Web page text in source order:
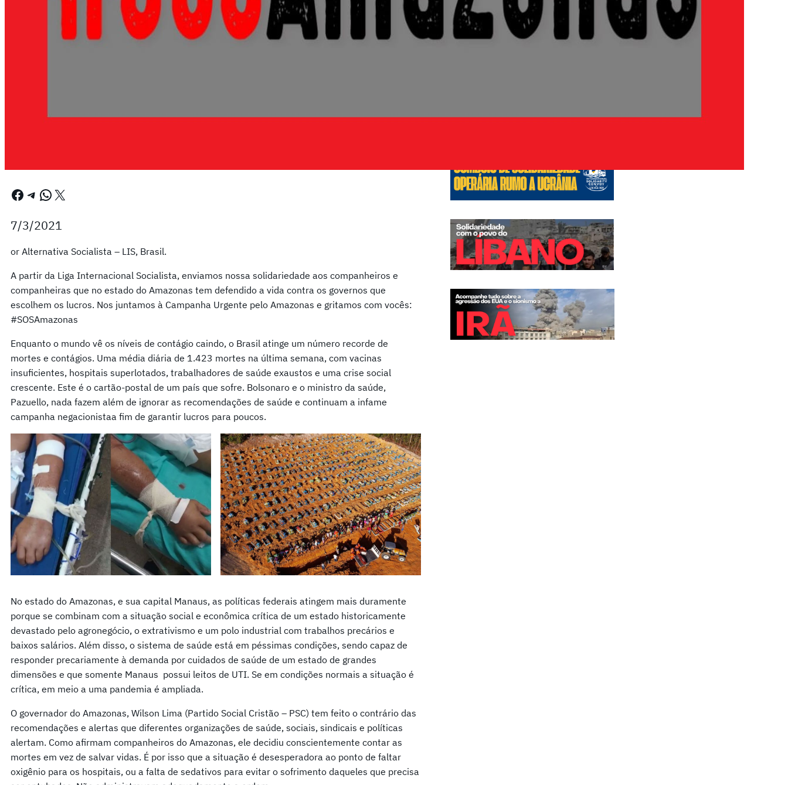
Facebook Telegram WhatsApp X
7/3/2021
or Alternativa Socialista – LIS, Brasil.
A partir da Liga Internacional Socialista, enviamos nossa solidariedade aos companheiros e
companheiras que no estado do Amazonas tem defendido a vida contra os governos que
escolhem os lucros. Nos juntamos à Campanha Urgente pelo Amazonas e gritamos com vocês:
#SOSAmazonas
Enquanto o mundo vê os níveis de contágio caindo, o Brasil atinge um número recorde de
mortes e contágios. Uma média diária de 1.423 mortes na última semana, com vacinas
insuficientes, hospitais superlotados, trabalhadores de saúde exaustos e uma crise social
crescente. Este é o cartão-postal de um país que sofre. Bolsonaro e o ministro da saúde,
Pazuello, nada fazem além de ignorar as recomendações de saúde e continuam a infame
campanha negacionistaa fim de garantir lucros para poucos.
No estado do Amazonas, e sua capital Manaus, as políticas federais atingem mais duramente
porque se combinam com a situação social e econômica crítica de um estado historicamente
devastado pelo agronegócio, o extrativismo e um polo industrial com trabalhos precários e
baixos salários. Além disso, o sistema de saúde está em péssimas condições, sendo capaz de
responder precariamente à demanda por cuidados de saúde de um estado de grandes
dimensões e que somente Manaus possui leitos de UTI. Se em condições normais a situação é
crítica, em meio a uma pandemia é ampliada.
O governador do Amazonas, Wilson Lima (Partido Social Cristão – PSC) tem feito o contrário das
recomendações e alertas que diferentes organizações de saúde, sociais, sindicais e políticas
alertam. Como afirmam companheiros do Amazonas, ele decidiu conscientemente contar as
mortes em vez de salvar vidas. É por isso que a situação é desesperadora ao ponto de faltar
oxigênio para os hospitais, ou a falta de sedativos para evitar o sofrimento daqueles que precisa